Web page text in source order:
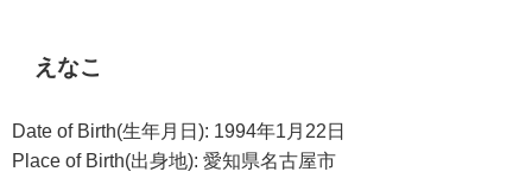
えなこ
Date of Birth(生年月日): 1994年1月22日
Place of Birth(出身地): 愛知県名古屋市